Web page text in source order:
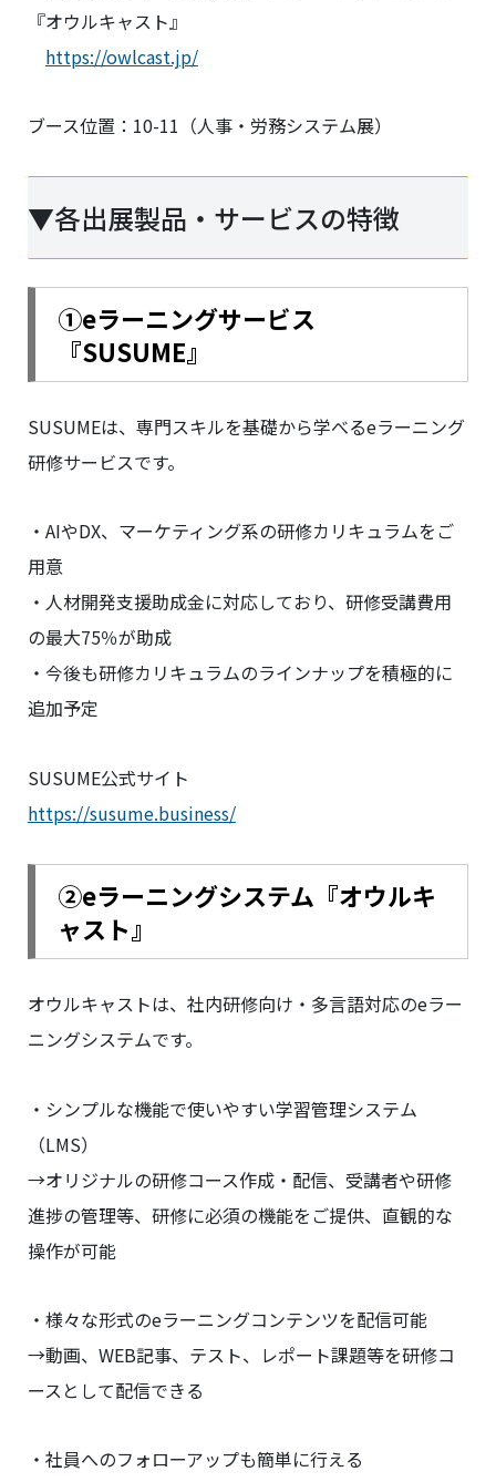
『オウルキャスト』
https://owlcast.jp/
ブース位置：10-11（人事・労務システム展）
▼各出展製品・サービスの特徴
①eラーニングサービス
『SUSUME』
SUSUMEは、専門スキルを基礎から学べるeラーニング
研修サービスです。
・AIやDX、マーケティング系の研修カリキュラムをご
用意
・人材開発支援助成金に対応しており、研修受講費用
の最大75％が助成
・今後も研修カリキュラムのラインナップを積極的に
追加予定
SUSUME公式サイト
https://susume.business/
②eラーニングシステム『オウルキ
ャスト』
オウルキャストは、社内研修向け・多言語対応のeラー
ニングシステムです。
・シンプルな機能で使いやすい学習管理システム
（LMS）
→オリジナルの研修コース作成・配信、受講者や研修
進捗の管理等、研修に必須の機能をご提供、直観的な
操作が可能
・様々な形式のeラーニングコンテンツを配信可能
→動画、WEB記事、テスト、レポート課題等を研修コ
ースとして配信できる
・社員へのフォローアップも簡単に行える